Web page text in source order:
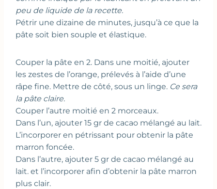
peu de liquide de la recette.
Pétrir une dizaine de minutes, jusqu’à ce que la
pâte soit bien souple et élastique.
Couper la pâte en 2. Dans une moitié, ajouter
les zestes de l’orange, prélevés à l’aide d’une
râpe fine. Mettre de côté, sous un linge. Ce sera
la pâte claire.
Couper l’autre moitié en 2 morceaux.
Dans l’un, ajouter 15 gr de cacao mélangé au lait.
L’incorporer en pétrissant pour obtenir la pâte
marron foncée.
Dans l’autre, ajouter 5 gr de cacao mélangé au
lait. et l’incorporer afin d’obtenir la pâte marron
plus clair.